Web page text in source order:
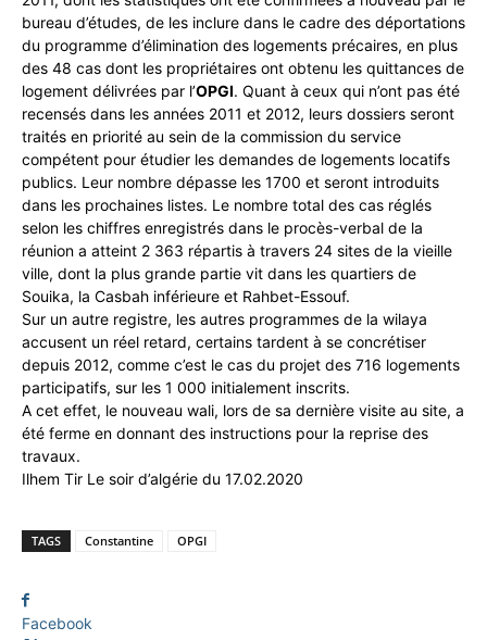
bureau d’études, de les inclure dans le cadre des déportations
du programme d’élimination des logements précaires, en plus
des 48 cas dont les propriétaires ont obtenu les quittances de
logement délivrées par l’OPGI. Quant à ceux qui n’ont pas été
recensés dans les années 2011 et 2012, leurs dossiers seront
traités en priorité au sein de la commission du service
compétent pour étudier les demandes de logements locatifs
publics. Leur nombre dépasse les 1700 et seront introduits
dans les prochaines listes. Le nombre total des cas réglés
selon les chiffres enregistrés dans le procès-verbal de la
réunion a atteint 2 363 répartis à travers 24 sites de la vieille
ville, dont la plus grande partie vit dans les quartiers de
Souika, la Casbah inférieure et Rahbet-Essouf.
Sur un autre registre, les autres programmes de la wilaya
accusent un réel retard, certains tardent à se concrétiser
depuis 2012, comme c’est le cas du projet des 716 logements
participatifs, sur les 1 000 initialement inscrits.
A cet effet, le nouveau wali, lors de sa dernière visite au site, a
été ferme en donnant des instructions pour la reprise des
travaux.
Ilhem Tir Le soir d’algérie du 17.02.2020
TAGS Constantine OPGI
Facebook